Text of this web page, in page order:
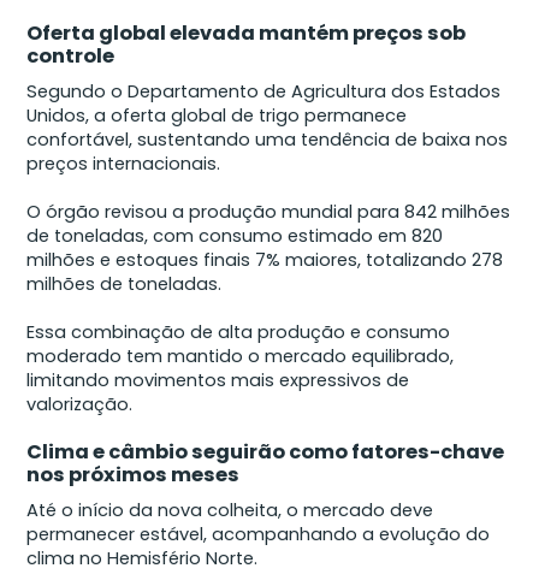
Oferta global elevada mantém preços sob
controle
Segundo o Departamento de Agricultura dos Estados
Unidos, a oferta global de trigo permanece
confortável, sustentando uma tendência de baixa nos
preços internacionais.
O órgão revisou a produção mundial para 842 milhões
de toneladas, com consumo estimado em 820
milhões e estoques finais 7% maiores, totalizando 278
milhões de toneladas.
Essa combinação de alta produção e consumo
moderado tem mantido o mercado equilibrado,
limitando movimentos mais expressivos de
valorização.
Clima e câmbio seguirão como fatores-chave
nos próximos meses
Até o início da nova colheita, o mercado deve
permanecer estável, acompanhando a evolução do
clima no Hemisfério Norte.